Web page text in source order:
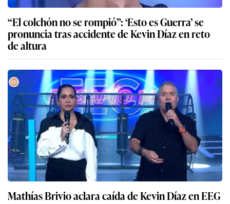
“El colchón no se rompió”: ‘Esto es Guerra’ se
pronuncia tras accidente de Kevin Díaz en reto
de altura
Mathías Brivio aclara caída de Kevin Díaz en EEG